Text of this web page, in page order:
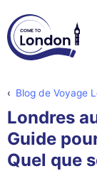
Blog de Voyage
Londres
Guide
Quel que